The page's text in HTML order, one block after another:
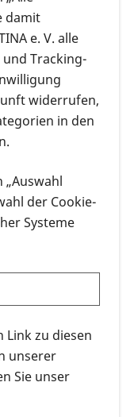
Bielefeld
man uns
einem gut
erfahren sowie
können.
in
Bielefeld
richtet
wie folgt:
kommt
der Gruppe zur
damit
e. V. alle
Tracking-
widerrufen,
in den
der Cookie-
Systeme
zu diesen
unserer
Sie unser